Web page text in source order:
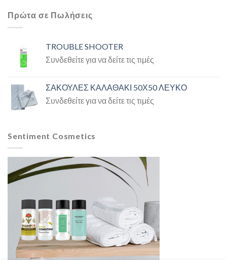
Πρώτα σε Πωλήσεις
TROUBLE SHOOTER
Συνδεθείτε για να δείτε τις τιμές
ΣΑΚΟΥΛΕΣ ΚΑΛΑΘΑΚΙ 50Χ50 ΛΕΥΚΟ
Συνδεθείτε για να δείτε τις τιμές
Sentiment Cosmetics